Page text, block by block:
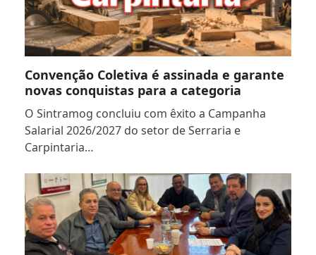
Convenção Coletiva é assinada e garante
novas conquistas para a categoria
O Sintramog concluiu com êxito a Campanha
Salarial 2026/2027 do setor de Serraria e
Carpintaria…